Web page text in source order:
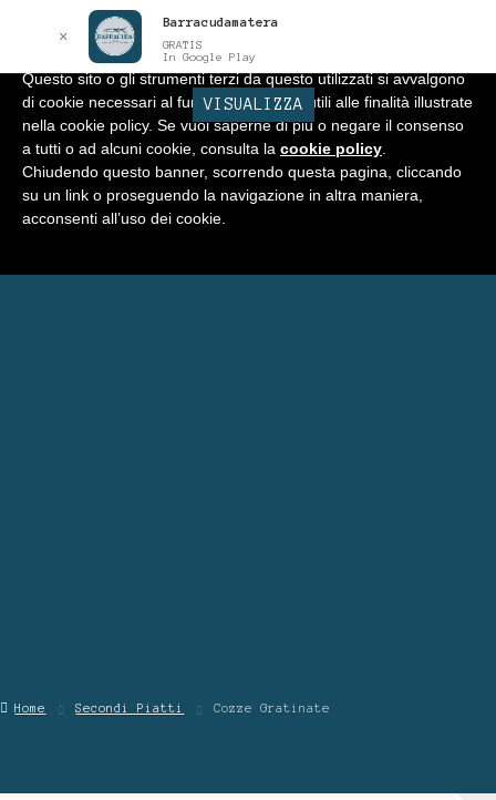
Vai
alla
navigazione
Vai
al
contenuto
BARRACUDA Menu
Home
Negozio
Home Secondi Piatti Cozze Gratinate
✕
Barracudamatera
GRATIS
In Google Play
VISUALIZZA
Informativa
Questo sito o gli strumenti terzi da questo utilizzati si avvalgono
di cookie necessari al funzionamento ed utili alle finalità illustrate
nella cookie policy. Se vuoi saperne di più o negare il consenso
a tutti o ad alcuni cookie, consulta la cookie policy
Chiudendo questo banner, scorrendo questa pagina, cliccando
su un link o proseguendo la navigazione in altra maniera,
acconsenti all’uso dei cookie.